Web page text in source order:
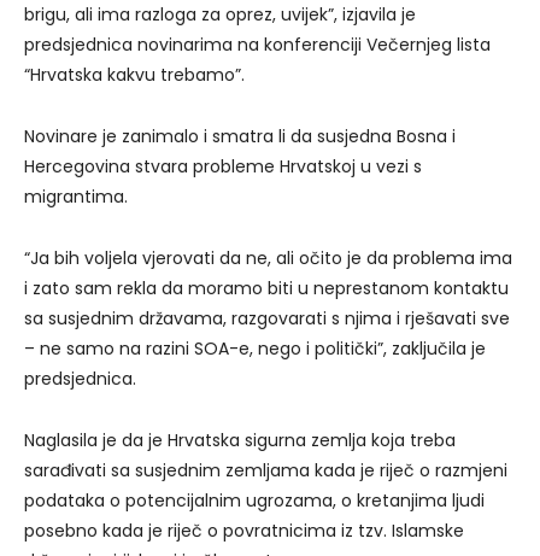
brigu, ali ima razloga za oprez, uvijek”, izjavila je
predsjednica novinarima na konferenciji Večernjeg lista
“Hrvatska kakvu trebamo”.
Novinare je zanimalo i smatra li da susjedna Bosna i
Hercegovina stvara probleme Hrvatskoj u vezi s
migrantima.
“Ja bih voljela vjerovati da ne, ali očito je da problema ima
i zato sam rekla da moramo biti u neprestanom kontaktu
sa susjednim državama, razgovarati s njima i rješavati sve
– ne samo na razini SOA-e, nego i politički”, zaključila je
predsjednica.
Naglasila je da je Hrvatska sigurna zemlja koja treba
sarađivati sa susjednim zemljama kada je riječ o razmjeni
podataka o potencijalnim ugrozama, o kretanjima ljudi
posebno kada je riječ o povratnicima iz tzv. Islamske